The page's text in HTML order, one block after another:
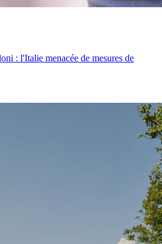
: l'Italie menacée de mesures de